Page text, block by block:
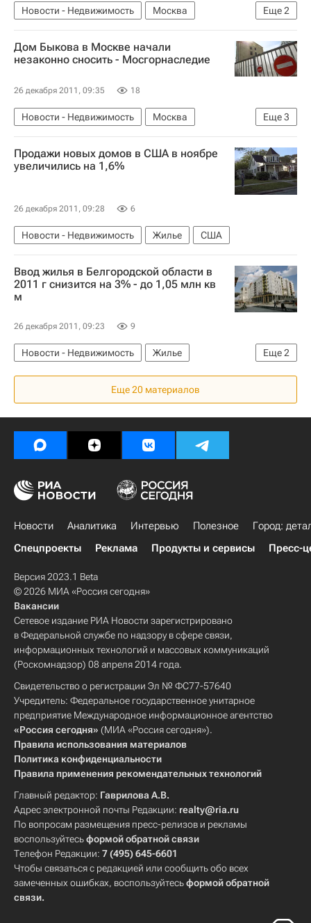
Еще2
Новости - Недвижимость
Москва
Детские сады
Россия
Дом Быкова в Москве начали
незаконно сносить - Мосгорнаследие
26 декабря 2011, 09:35 18
Еще3
Новости - Недвижимость
Москва
Памятники
Городская среда Россия
Продажи новых домов в США в ноябре
увеличились на 1,6%
26 декабря 2011, 09:28 6
Новости - Недвижимость Жилье США
Ввод жилья в Белгородской области в
2011 г снизится на 3% - до 1,05 млн кв
м
26 декабря 2011, 09:23 9
Еще2
Новости - Недвижимость
Жилье
Белгородская область
Россия
Еще 20 материалов
Новости Аналитика Интервью Полезное
Город:
Спецпроекты
Реклама Продукты и сервисы Пресс-
Версия 2023.1 Beta
© 2026 МИА «Россия сегодня»
Вакансии
Сетевое издание РИА Новости зарегистрировано
в Федеральной службе по надзору в сфере связи,
информационных технологий и массовых коммуникаций
(Роскомнадзор) 08 апреля 2014 года.
Свидетельство о регистрации Эл № ФС77-57640
Учредитель: Федеральное государственное унитарное
предприятие Международное информационное агентство
«Россия сегодня» (МИА «Россия сегодня»).
Правила использования материалов
Политика конфиденциальности
Правила применения рекомендательных технологий
Главный редактор: Гаврилова А.В.
Адрес электронной почты Редакции: realty@ria.ru
По вопросам размещения пресс-релизов и рекламы
воспользуйтесьформой обратной связи
Телефон Редакции: 7 (495) 645-6601
Чтобы связаться с редакцией или сообщить обо всех
замеченных ошибках, воспользуйтесьформой обратной
связи.